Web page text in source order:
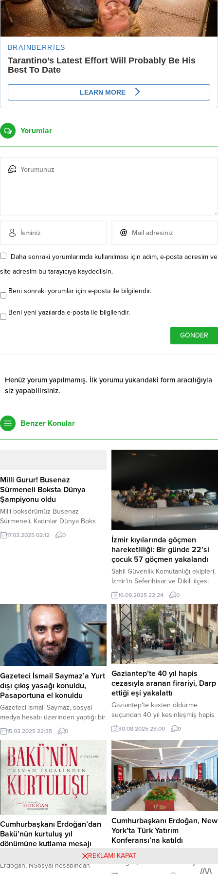
Yorumlar
Daha sonraki yorumlarımda kullanılması için adım, e-posta adresim ve
site adresim bu tarayıcıya kaydedilsin.
Beni sonraki yorumlar için e-posta ile bilgilendir.
Beni yeni yazılarda e-posta ile bilgilendir.
Henüz yorum yapılmamış. İlk yorumu yukarıdaki form aracılığıyla
siz yapabilirsiniz.
Benzer Konular
Milli Gurur! Busenaz
Sürmeneli Boksta Dünya
Şampiyonu oldu
Milli boksörümüz Busenaz
Sürmeneli, Kadınlar Dünya Boks
Şampiyonası’nda tarihi bir başarıya
imza attı. 66 kiloda ringe çıkan
mesajları yağıyor. Milli
sporcumuzun azmi ve başarısı,
Türk spor tarihine...
17.03.2025 02:12 0
İzmir kıyılarında göçmen
hareketliliği: Bir günde 22’si
çocuk 57 göçmen yakalandı
Sahil Güvenlik Komutanlığı ekipleri,
İzmir’in Seferihisar ve Dikili ilçesi
açıklarında dün düzenledikleri iki
ayrı operasyonla yasa dışı geçiş
yapmaya çalışan 57 düzensiz
göçmeni yakaladı. Yakalananlar
arasında 22 çocuğun da olması
dikkat çekti. Haber Merkezi – İlk
operasyon, 15 Eylül Pazartesi
gecesi saat 02.40 sularında
Seferihisar açıklarında
gerçekleştirildi. Bölgede görevli
Sahil...
16.09.2025 22:24 0
Gazeteci İsmail Saymaz’a Yurt
dışı çıkış yasağı konuldu,
Pasaportuna el konuldu
Gazeteci İsmail Saymaz, sosyal
medya hesabı üzerinden yaptığı bir
paylaşımla kendisine yurt dışı çıkış
yasağı konulduğunu ve
pasaportuna el konulduğunu
duyurdu. Saymaz, eşi, çocuğu ve
arkadaşlarıyla hafta sonu tatili için
yola çıktığı sırada bu kararı
öğrendiğini belirtti. Hakkındaki yurt
dışı çıkış yasağına tepki gösteren
Saymaz, “Kaçacak olsaydım… Son
1.5 ayda...
15.03.2025 22:35 0
Gaziantep’te 40 yıl hapis
cezasıyla aranan firariyi, Darp
ettiği eşi yakalattı
Gaziantep’te kasten öldürme
suçundan 40 yıl kesinleşmiş hapis
cezasıyla aranan bir firari,
saklandığı evinde eşini darp etmesi
üzerine yakalandı. Eşinin ihbarıyla
harekete geçen polis, Polis Özel
Harekat ve dron destekli
operasyonla firariyi 3 saatlik bir
çalışmanın ardından yakaladı.
Haber Merkezi – Olay, Şehitkamil
ilçesi Karşıyaka Mahallesi’nde
meydana geldi. İddiaya göre,...
30.08.2025 23:00 0
Cumhurbaşkanı Erdoğan’dan
Bakü’nün kurtuluş yıl
dönümüne kutlama mesajı
Cumhurbaşkanı Recep Tayyip
Erdoğan, NSosyal hesabından
Cumhurbaşkanı Erdoğan, New
York’ta Türk Yatırım
Konferansı’na katıldı
Cumhurbaşkanı Recep Tayyip
Erdoğan, New York’ta Türkiye-ABD
İş Konseyi tarafından düzenlenen
REKLAMI KAPAT